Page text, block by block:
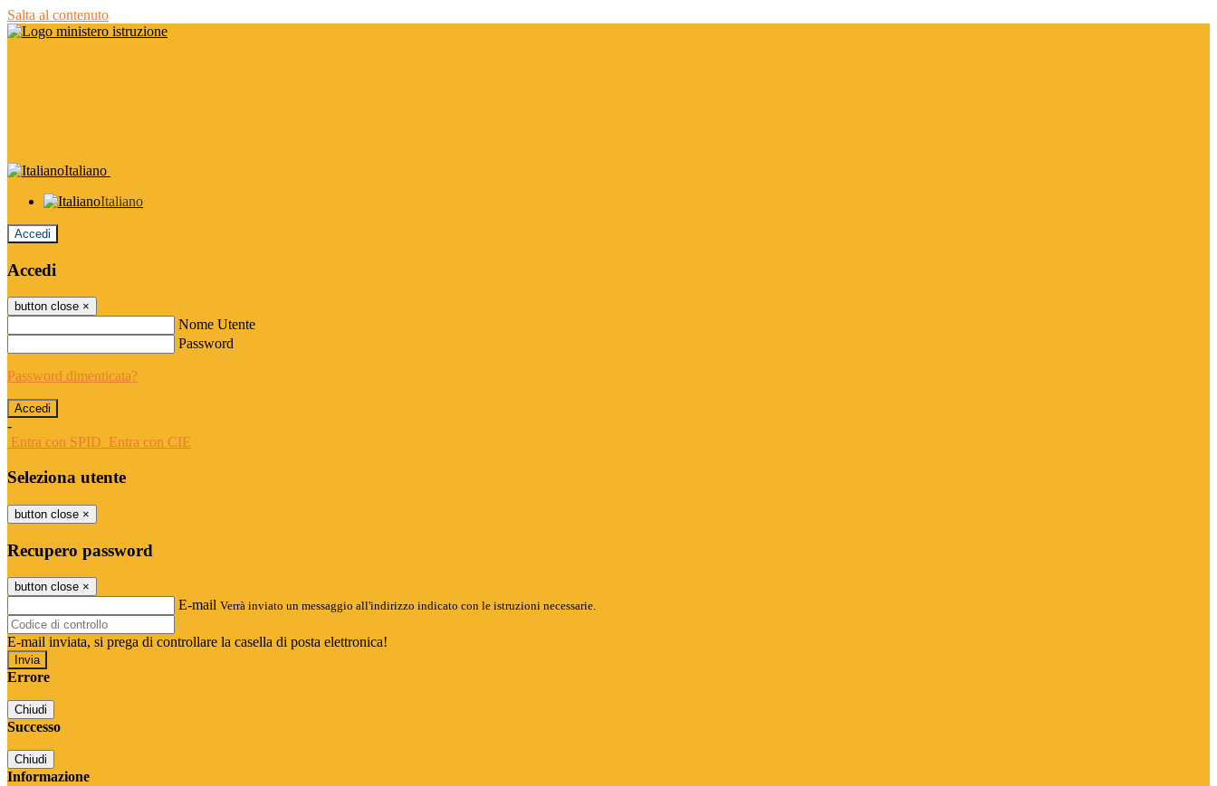
Salta al contenuto
Italiano
Italiano
Accedi
Accedi
button close ×
Nome Utente
Password
Password dimenticata?
-
Entra con SPID Entra con CIE
Seleziona utente
button close ×
Recupero password
button close ×
E-mail Verrà inviato un messaggio all'indirizzo indicato con le istruzioni necessarie.
E-mail inviata, si prega di controllare la casella di posta elettronica!
Errore
Chiudi
Successo
Chiudi
Informazione